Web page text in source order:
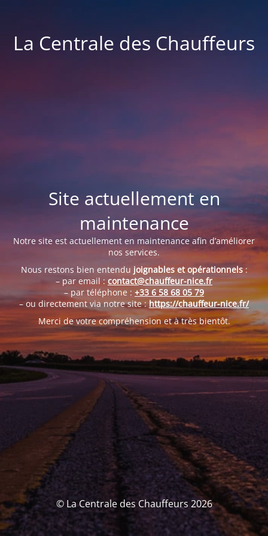
La Centrale des Chauffeurs
Site actuellement en
maintenance
Notre site est actuellement en maintenance afin d’améliorer
nos services.
Nous restons bien entendu joignables et opérationnels:
– par email :contact@chauffeur-nice.fr
– par téléphone : +33 6 58 68 05 79
– ou directement via notre site :https://chauffeur-nice.fr/
Merci de votre compréhension et à très bientôt.
© La Centrale des Chauffeurs 2026